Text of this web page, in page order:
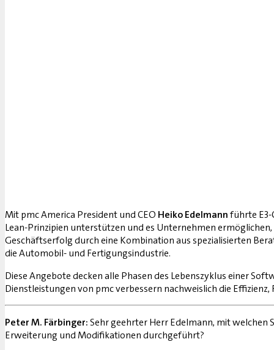
Mit pmc America President und CEO Heiko Edelmannführte
Lean-Prinzipien unterstützen und es Unternehmen
Geschäftserfolg durch eine Kombination aus spezialisierten
die Automobil- und Fertigungsindustrie.
Diese Angebote decken alle Phasen des Lebenszyklus einer
Dienstleistungen von pmc verbessern nachweislich die
Peter M. Färbinger:Sehr geehrter Herr Edelmann, mit welchen
Erweiterung und Modifikationen durchgeführt?